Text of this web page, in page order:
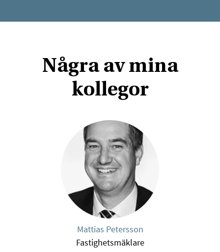
Några av mina
kollegor
Mattias Petersson
Fastighetsmäklare